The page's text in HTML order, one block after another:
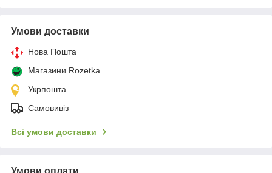
Умови доставки
Нова Пошта
Магазини Rozetka
Укрпошта
Самовивіз
Всі умови доставки
Умови оплати